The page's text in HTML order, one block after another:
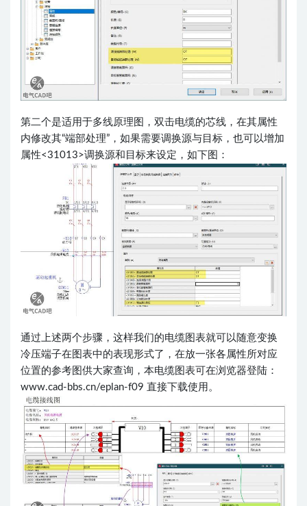
第二个是适用于多线原理图，双击电缆的芯线，在其属性
内修改其“端部处理”，如果需要调换源与目标，也可以增加
属性<31013>调换源和目标来设定，如下图：
通过上述两个步骤，这样我们的电缆图表就可以随意变换
冷压端子在图表中的表现形式了，在放一张各属性所对应
位置的参考图供大家查询，本电缆图表可在浏览器登陆：
www.cad-bbs.cn/eplan-f09 直接下载使用。